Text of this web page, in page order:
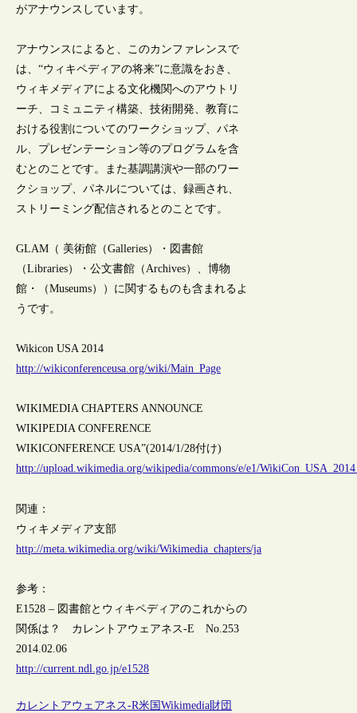
がアナウンスしています。
アナウンスによると、このカンファレンスで
は、“ウィキペディアの将来”に意識をおき、
ウィキメディアによる文化機関へのアウトリ
ーチ、コミュニティ構築、技術開発、教育に
おける役割についてのワークショップ、パネ
ル、プレゼンテーション等のプログラムを含
むとのことです。また基調講演や一部のワー
クショップ、パネルについては、録画され、
ストリーミング配信されるとのことです。
GLAM（ 美術館（Galleries）・図書館
（Libraries）・公文書館（Archives）、博物
館・（Museums））に関するものも含まれるよ
うです。
Wikicon USA 2014
http://wikiconferenceusa.org/wiki/Main_Page
WIKIMEDIA CHAPTERS ANNOUNCE
WIKIPEDIA CONFERENCE
WIKICONFERENCE USA”(2014/1/28付け)
http://upload.wikimedia.org/wikipedia/commons/e/e1/
関連：
ウィキメディア支部
http://meta.wikimedia.org/wiki/Wikimedia_chapters/ja
参考：
E1528 – 図書館とウィキペディアのこれからの
関係は？ カレントアウェアネス-E No.253
2014.02.06
http://current.ndl.go.jp/e1528
カレントアウェアネス-R米国Wikimedia財団